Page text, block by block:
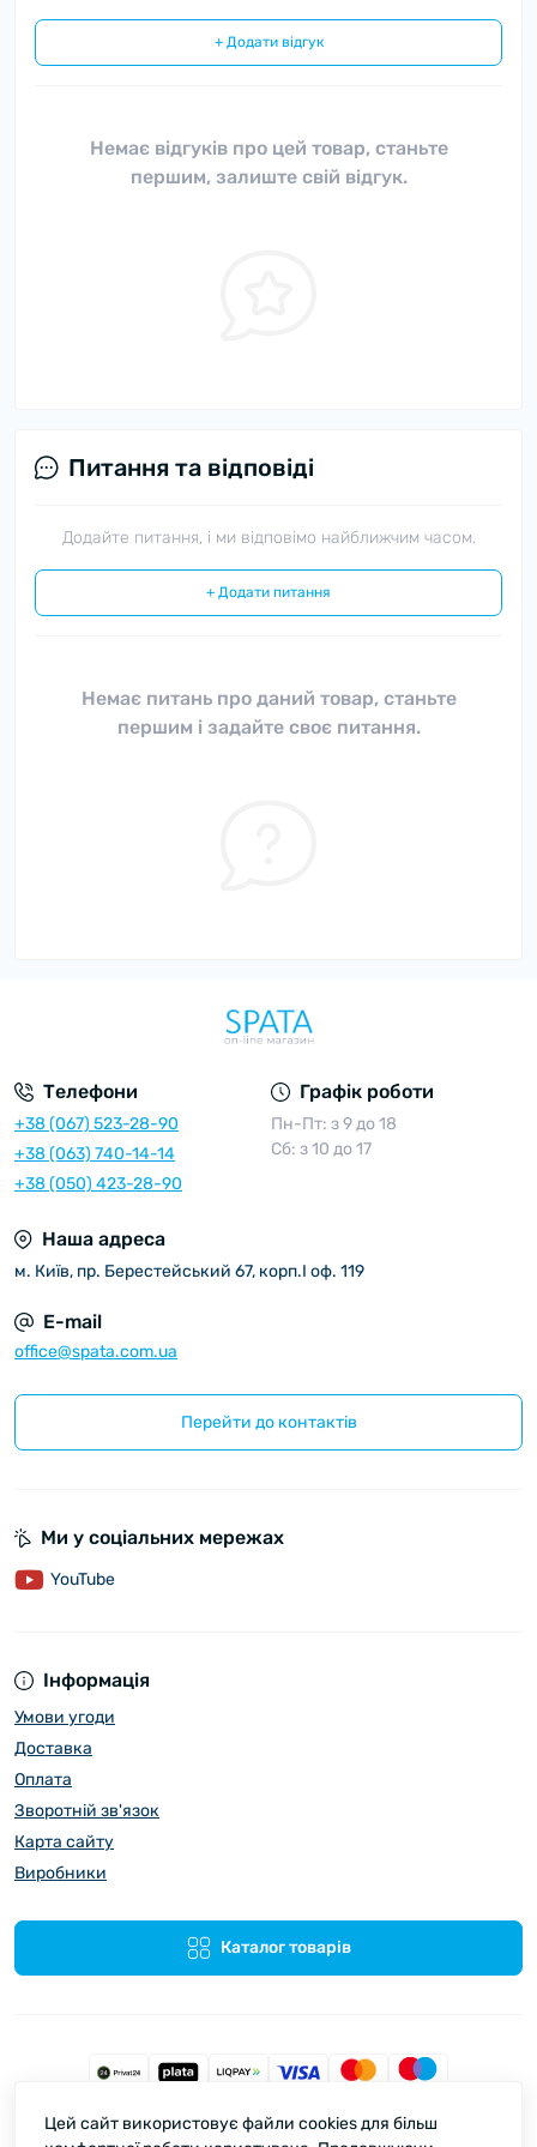
+ Додати відгук
Немає відгуків про цей товар, станьте
першим, залиште свій відгук.
Питання та відповіді
Додайте питання, і ми відповімо найближчим часом.
+ Додати питання
Немає питань про даний товар, станьте
першим і задайте своє питання.
Телефони
+38 (067) 523-28-90
+38 (063) 740-14-14
+38 (050) 423-28-90
Графік роботи
Пн-Пт: з 9 до 18
Сб: з 10 до 17
Наша адреса
м. Київ, пр. Берестейський 67, корп.I оф. 119
E-mail
office@spata.com.ua
Перейти до контактів
Інформація
Умови угоди
Доставка
Оплата
Зворотній зв'язок
Карта сайту
Виробники
Каталог товарів
Ми у соціальних мережах
YouTube
Spata © 2026
Цей сайт використовує файли cookies для більш